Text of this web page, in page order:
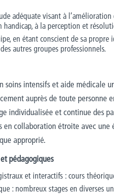
adéquate visant à
à la perception et
en étant conscient de sa
autres groupes professionnels.
soins intensifs et aide médicale
auprès de toute personne
individualisée et continue des
en collaboration étroite avec
approprié.
pédagogiques
et interactifs : cours
: nombreux stages en diverses